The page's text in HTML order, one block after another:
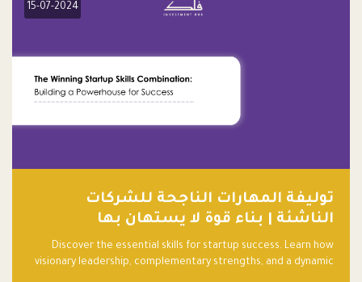
15-07-2024
توليفة المهارات الناجحة للشركات
الناشئة | بناء قوة لا يستهان بها
Discover the essential skills for startup success. Learn how
visionary leadership, complementary strengths, and a dynamic